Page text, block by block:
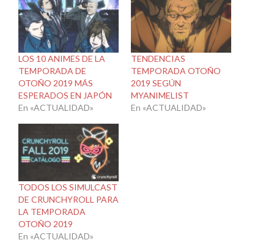
LOS 10 ANIMES DE LA
TEMPORADA DE
OTOÑO 2019 MÁS
ESPERADOS EN JAPÓN
En «ACTUALIDAD»
TENDENCIAS
TEMPORADA OTOÑO
2019 SEGÚN
MYANIMELIST
En «ACTUALIDAD»
TODOS LOS SIMULCAST
DE CRUNCHYROLL PARA
LA TEMPORADA
OTOÑO 2019
En «ACTUALIDAD»